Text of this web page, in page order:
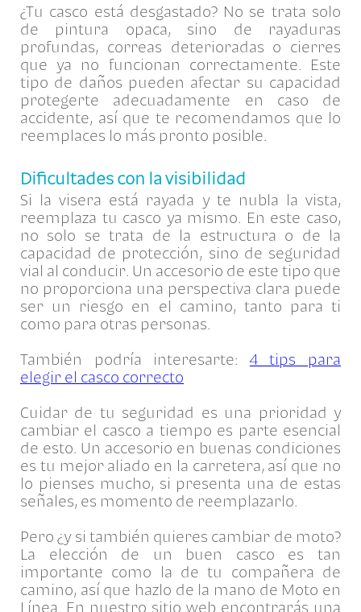
¿Tu casco está desgastado? No se trata solo
de pintura opaca, sino de rayaduras
profundas, correas deterioradas o cierres
que ya no funcionan correctamente. Este
tipo de daños pueden afectar su capacidad
protegerte adecuadamente en caso de
accidente, así que te recomendamos que lo
reemplaces lo más pronto posible.
Dificultades con la visibilidad
Si la visera está rayada y te nubla la vista,
reemplaza tu casco ya mismo. En este caso,
no solo se trata de la estructura o de la
capacidad de protección, sino de seguridad
vial al conducir. Un accesorio de este tipo que
no proporciona una perspectiva clara puede
ser un riesgo en el camino, tanto para ti
como para otras personas.
También podría interesarte: 4 tips para
elegir el casco correcto
Cuidar de tu seguridad es una prioridad y
cambiar el casco a tiempo es parte esencial
de esto. Un accesorio en buenas condiciones
es tu mejor aliado en la carretera, así que no
lo pienses mucho, si presenta una de estas
señales, es momento de reemplazarlo.
Pero ¿y si también quieres cambiar de moto?
La elección de un buen casco es tan
importante como la de tu compañera de
camino, así que hazlo de la mano de Moto en
Línea. En nuestro sitio web encontrarás una